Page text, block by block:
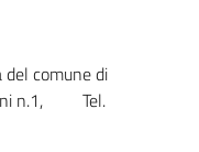
comune di
n.1, Tel.